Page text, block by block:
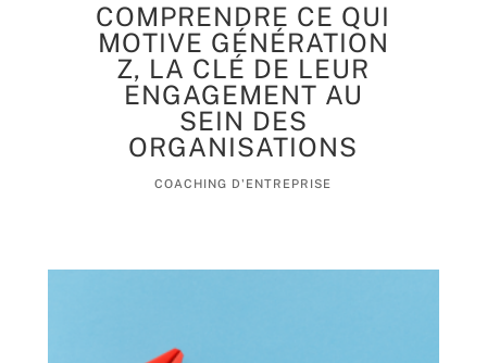
COMPRENDRE CE QUI
MOTIVE GÉNÉRATION
Z, LA CLÉ DE LEUR
ENGAGEMENT AU
SEIN DES
ORGANISATIONS
COACHING D'ENTREPRISE